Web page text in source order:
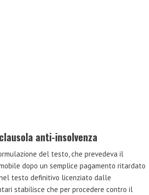
anti-insolvenza
del testo, che prevedeva il
dopo un semplice pagamento ritardato
testo definitivo licenziato dalle
stabilisce che per procedere contro il